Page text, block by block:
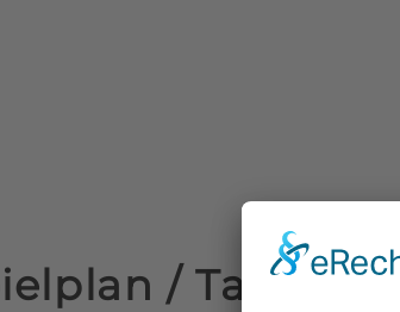
/ Tabelle